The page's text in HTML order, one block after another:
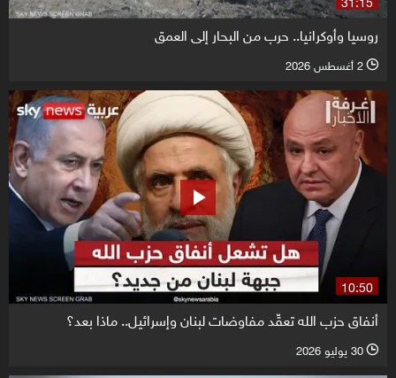
روسيا وأوكرانيا.. حرب من البحار إلى العمق
l 2 أغسطس 2026
10:50
أنفاق حزب الله تعقّد مفاوضات لبنان وإسرائيل.. ماذا بعد؟
l 30 يوليو 2026